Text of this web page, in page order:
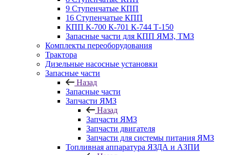
9 Ступенчатые КПП
16 Ступенчатые КПП
КПП К-700 К-701 К-744 Т-150
Запасные части для КПП ЯМЗ, ТМЗ
Комплекты переоборудования
Трактора
Дизельные насосные установки
Запасные части
Назад
Запасные части
Запчасти ЯМЗ
Назад
Запчасти ЯМЗ
Запчасти двигателя
Запчасти для системы питания ЯМЗ
Топливная аппаратура ЯЗДА и АЗПИ